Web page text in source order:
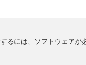
るには、ソフトウェア